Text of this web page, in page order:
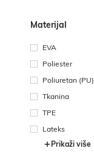
Materijal
EVA
Poliester
Poliuretan (PU)
Tkanina
TPE
Lateks
Prikaži više